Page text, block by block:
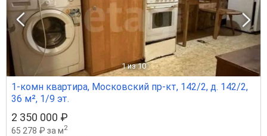
1 из 10
1-комн квартира, Московский пр-кт, 142/2, д. 142/2,
36 м², 1/9 эт.
2 350 000 ₽
65 278 ₽ за м2